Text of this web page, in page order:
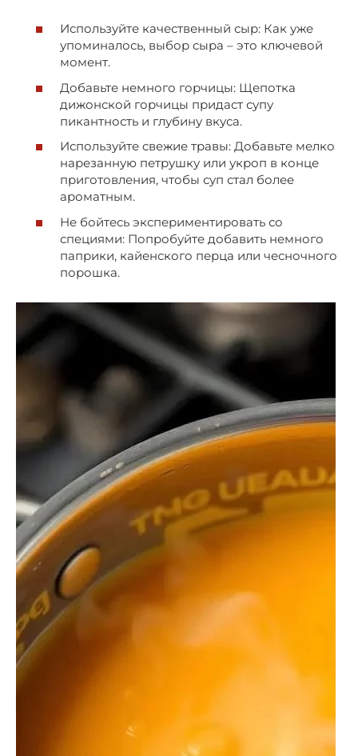
Используйте качественный сыр: Как уже
упоминалось, выбор сыра – это ключевой
момент.
Добавьте немного горчицы: Щепотка
дижонской горчицы придаст супу
пикантность и глубину вкуса.
Используйте свежие травы: Добавьте мелко
нарезанную петрушку или укроп в конце
приготовления, чтобы суп стал более
ароматным.
Не бойтесь экспериментировать со
специями: Попробуйте добавить немного
паприки, кайенского перца или чесночного
порошка.